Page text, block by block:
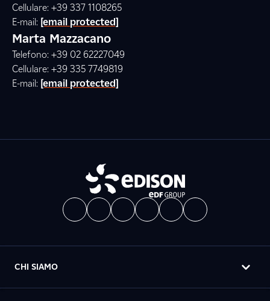
Cellulare: +39 337 1108265
E-mail: [email protected]
Marta Mazzacano
Telefono: +39 02 62227049
Cellulare: +39 335 7749819
E-mail: [email protected]
CHI SIAMO